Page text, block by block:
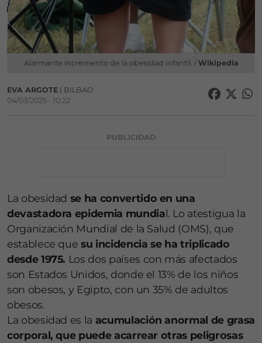
Alarmante incremento de la obesidad infantil. / Wikipedia
EVA ARGOTE | BILBAO
04/03/2025 • 10:22
PUBLICIDAD
La obesidad se ha convertido en una
devastadora epidemia mundial. Lo atestigua la
Organización Mundial de la Salud (OMS), que
establece quesu incidencia se ha triplicado
desde 1975. Los dos países con más afectados
son Estados Unidos, donde el 13% de los niños
son obesos, y Egipto, con un 35% de adultos
obesos.
La obesidad es la acumulación anormal de grasa
corporal, que puede acarrear otras peligrosas